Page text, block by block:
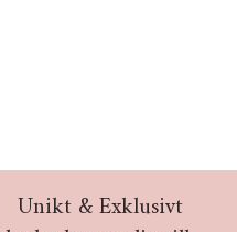
Unikt & Exklusivt